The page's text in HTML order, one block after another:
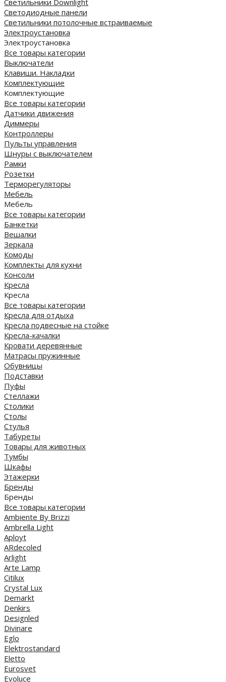
Светодиодные панели
Cветильники потолочные встраиваемые
Электроустановка
Электроустановка
Все товары категории
Выключатели
Клавиши. Накладки
Комплектующие
Комплектующие
Все товары категории
Датчики движения
Диммеры
Контроллеры
Пульты управления
Шнуры с выключателем
Рамки
Розетки
Терморегуляторы
Мебель
Мебель
Все товары категории
Банкетки
Вешалки
Зеркала
Комоды
Комплекты для кухни
Консоли
Кресла
Кресла
Все товары категории
Кресла для отдыха
Кресла подвесные на стойке
Кресла-качалки
Кровати деревянные
Матрасы пружинные
Обувницы
Подставки
Пуфы
Стеллажи
Столики
Столы
Стулья
Табуреты
Товары для животных
Тумбы
Шкафы
Этажерки
Бренды
Бренды
Все товары категории
Ambiente By Brizzi
Ambrella Light
Aployt
ARdecoled
Arlight
Arte Lamp
Citilux
Crystal Lux
Demarkt
Denkirs
Designled
Divinare
Eglo
Elektrostandard
Eletto
Eurosvet
Evoluce